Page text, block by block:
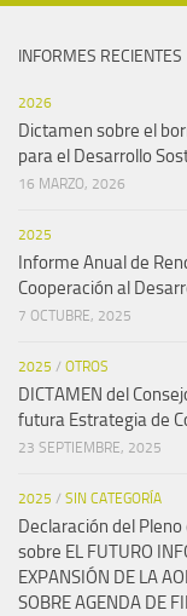
INFORMES RECIENTES
2026
Dictamen sobre el
para el Desarrollo
16 MARZO, 2026
2025
Informe Anual de
Cooperación al
7 OCTUBRE, 2025
2025 / OTROS
DICTAMEN del
futura Estrategia de
23 SEPTIEMBRE, 2025
2025 / SIN CATEGORÍA
Declaración del
sobre EL FUTURO
EXPANSIÓN DE LA
SOBRE AGENDA DE